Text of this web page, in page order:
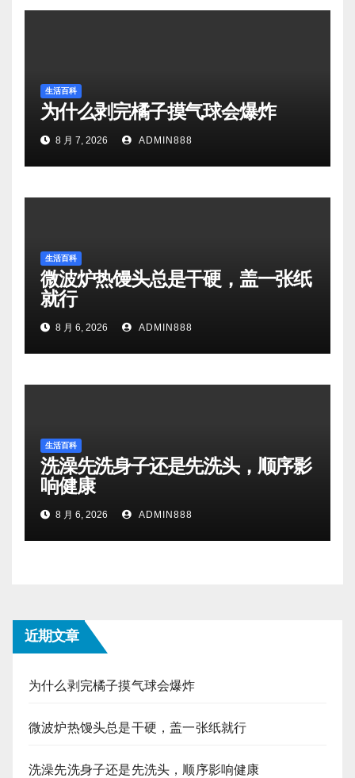
生活百科
为什么剥完橘子摸气球会爆炸
8 月 7, 2026 ADMIN888
生活百科
微波炉热馒头总是干硬，盖一张纸
就行
8 月 6, 2026 ADMIN888
生活百科
洗澡先洗身子还是先洗头，顺序影
响健康
8 月 6, 2026 ADMIN888
近期文章
为什么剥完橘子摸气球会爆炸
微波炉热馒头总是干硬，盖一张纸就行
洗澡先洗身子还是先洗头，顺序影响健康